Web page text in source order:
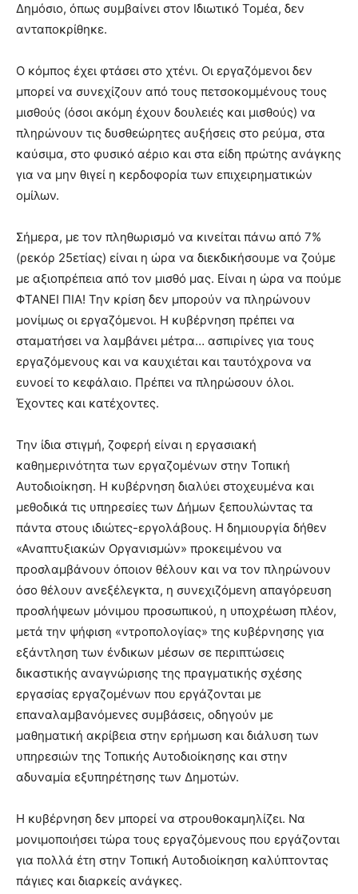
Δημόσιο, όπως συμβαίνει στον Ιδιωτικό Τομέα, δεν
ανταποκρίθηκε.
Ο κόμπος έχει φτάσει στο χτένι. Οι εργαζόμενοι δεν
μπορεί να συνεχίζουν από τους πετσοκομμένους τους
μισθούς (όσοι ακόμη έχουν δουλειές και μισθούς) να
πληρώνουν τις δυσθεώρητες αυξήσεις στο ρεύμα, στα
καύσιμα, στο φυσικό αέριο και στα είδη πρώτης ανάγκης
για να μην θιγεί η κερδοφορία των επιχειρηματικών
ομίλων.
Σήμερα, με τον πληθωρισμό να κινείται πάνω από 7%
(ρεκόρ 25ετίας) είναι η ώρα να διεκδικήσουμε να ζούμε
με αξιοπρέπεια από τον μισθό μας. Είναι η ώρα να πούμε
ΦΤΑΝΕΙ ΠΙΑ! Την κρίση δεν μπορούν να πληρώνουν
μονίμως οι εργαζόμενοι. Η κυβέρνηση πρέπει να
σταματήσει να λαμβάνει μέτρα… ασπιρίνες για τους
εργαζόμενους και να καυχιέται και ταυτόχρονα να
ευνοεί το κεφάλαιο. Πρέπει να πληρώσουν όλοι.
Έχοντες και κατέχοντες.
Την ίδια στιγμή, ζοφερή είναι η εργασιακή
καθημερινότητα των εργαζομένων στην Τοπική
Αυτοδιοίκηση. Η κυβέρνηση διαλύει στοχευμένα και
μεθοδικά τις υπηρεσίες των Δήμων ξεπουλώντας τα
πάντα στους ιδιώτες-εργολάβους. Η δημιουργία δήθεν
«Αναπτυξιακών Οργανισμών» προκειμένου να
προσλαμβάνουν όποιον θέλουν και να τον πληρώνουν
όσο θέλουν ανεξέλεγκτα, η συνεχιζόμενη απαγόρευση
προσλήψεων μόνιμου προσωπικού, η υποχρέωση πλέον,
μετά την ψήφιση «ντροπολογίας» της κυβέρνησης για
εξάντληση των ένδικων μέσων σε περιπτώσεις
δικαστικής αναγνώρισης της πραγματικής σχέσης
εργασίας εργαζομένων που εργάζονται με
επαναλαμβανόμενες συμβάσεις, οδηγούν με
μαθηματική ακρίβεια στην ερήμωση και διάλυση των
υπηρεσιών της Τοπικής Αυτοδιοίκησης και στην
αδυναμία εξυπηρέτησης των Δημοτών.
Η κυβέρνηση δεν μπορεί να στρουθοκαμηλίζει. Να
μονιμοποιήσει τώρα τους εργαζόμενους που εργάζονται
για πολλά έτη στην Τοπική Αυτοδιοίκηση καλύπτοντας
πάγιες και διαρκείς ανάγκες.